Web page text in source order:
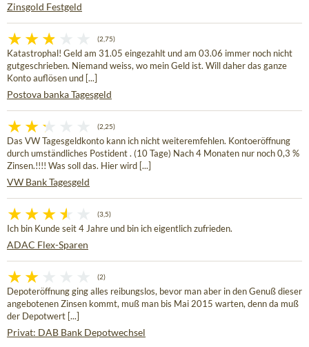
Zinsgold Festgeld
(2,75)
Katastrophal! Geld am 31.05 eingezahlt und am 03.06 immer noch nicht
gutgeschrieben. Niemand weiss, wo mein Geld ist. Will daher das ganze
Konto auflösen und [...]
Postova banka Tagesgeld
(2,25)
Das VW Tagesgeldkonto kann ich nicht weiteremfehlen. Kontoeröffnung
durch umständliches Postident . (10 Tage) Nach 4 Monaten nur noch 0,3 %
Zinsen.!!!! Was soll das. Hier wird [...]
VW Bank Tagesgeld
(3,5)
Ich bin Kunde seit 4 Jahre und bin ich eigentlich zufrieden.
ADAC Flex-Sparen
(2)
Depoteröffnung ging alles reibungslos, bevor man aber in den Genuß dieser
angebotenen Zinsen kommt, muß man bis Mai 2015 warten, denn da muß
der Depotwert [...]
Privat: DAB Bank Depotwechsel